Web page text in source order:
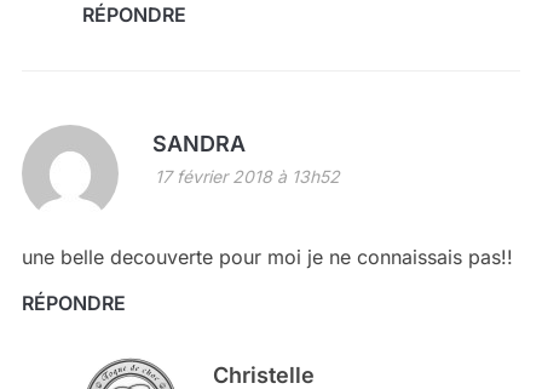
RÉPONDRE
SANDRA
17 février 2018 à 13h52
une belle decouverte pour moi je ne connaissais pas!!
RÉPONDRE
Christelle